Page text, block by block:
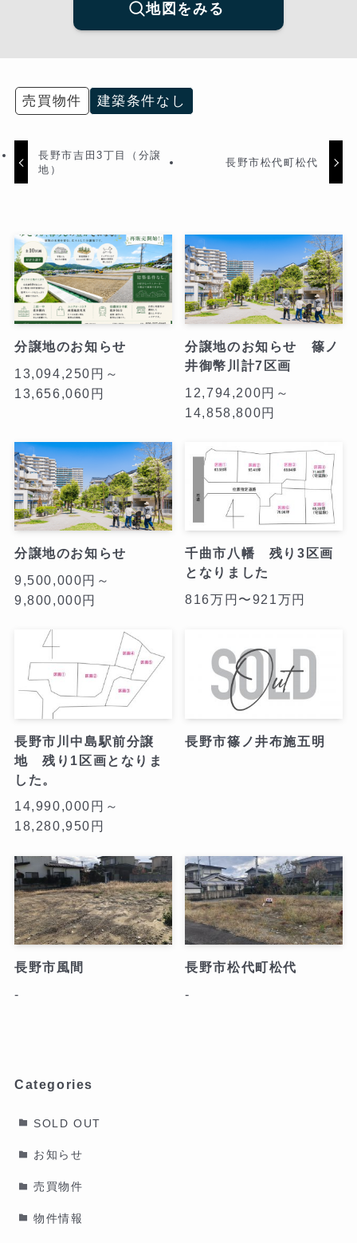
地図をみる
売買物件 建築条件なし
長野市吉田3丁目（分譲
地）
長野市松代町松代
分譲地のお知らせ
13,094,250円～
13,656,060円
分譲地のお知らせ 篠ノ
井御幣川計7区画
12,794,200円～
14,858,800円
分譲地のお知らせ
9,500,000円～
9,800,000円
千曲市八幡 残り3区画
となりました
816万円〜921万円
長野市川中島駅前分譲
地 残り1区画となりま
した。
14,990,000円～
18,280,950円
長野市篠ノ井布施五明
長野市風間
-
長野市松代町松代
-
Categories
SOLD OUT
お知らせ
売買物件
物件情報